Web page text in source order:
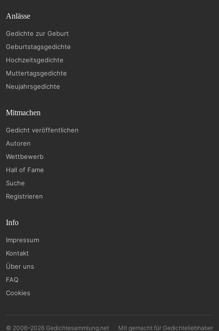
Anlässe
Gedichte zur Geburt
Geburtstagsgedichte
Hochzeitsgedichte
Muttertagsgedichte
Neujahrsgedichte
Mitmachen
Gedicht veröffentlichen
Autoren
Wettbewerb
Hall of Fame
Suche
Registrieren
Info
Impressum
Kontakt
Über uns
FAQ
Cookies
© 2006–2026 Gedichtesammlung.net Mit gemacht für Gedichteliebhaber